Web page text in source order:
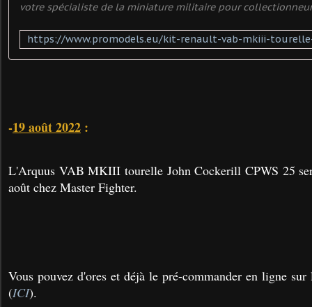
votre spécialiste de la miniature militaire pour
-19 août 2022 :
L'Arquus VAB MKIII tourelle John Cockerill CPWS 25
août chez Master Fighter.
Vous pouvez d'ores et déjà le pré-commander en ligne
(ICI).